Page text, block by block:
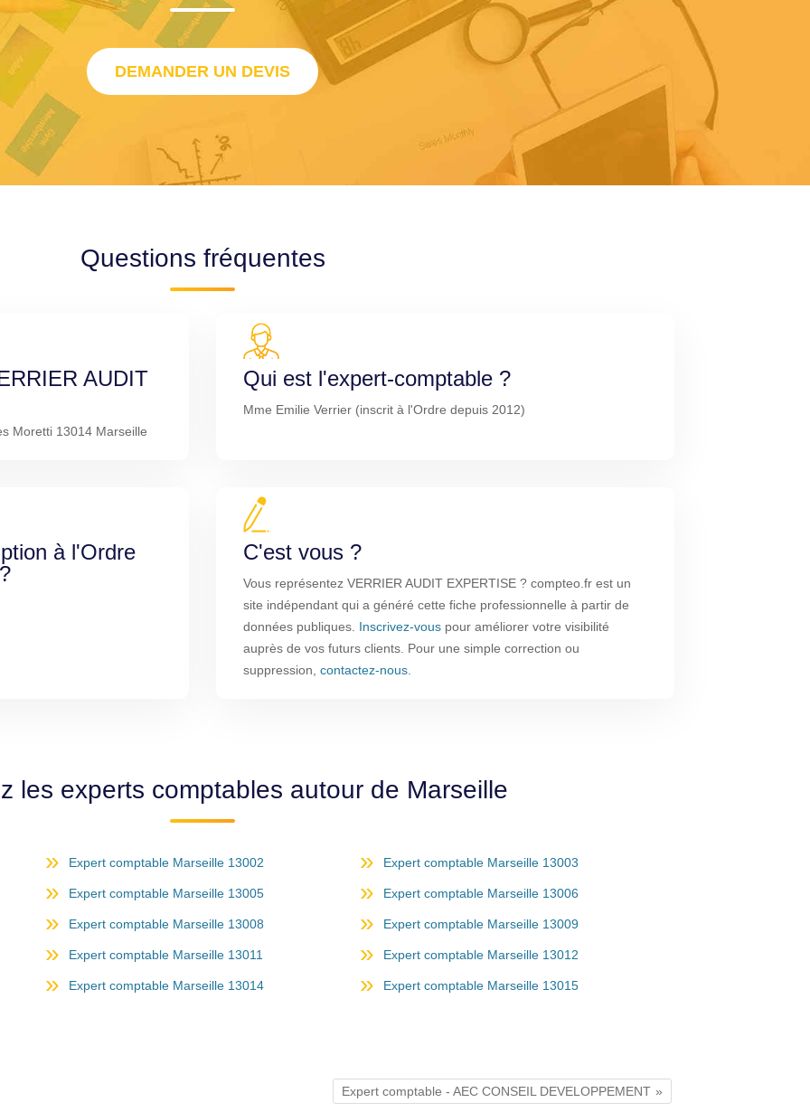
DEMANDER UN DEVIS
Questions fréquentes
AUDIT
Moretti 13014 Marseille
Qui est l'expert-comptable ?
Mme Emilie Verrier (inscrit à l'Ordre depuis 2012)
à l'Ordre
C'est vous ?
Vous représentez VERRIER AUDIT EXPERTISE ? compteo.fr est un
site indépendant qui a généré cette fiche professionnelle à partir de
données publiques. Inscrivez-vous pour améliorer votre visibilité
auprès de vos futurs clients. Pour une simple correction ou
suppression, contactez-nous
les experts comptables autour de Marseille
Expert comptable Marseille 13002 Expert comptable Marseille 13003
Expert comptable Marseille 13005 Expert comptable Marseille 13006
Expert comptable Marseille 13008 Expert comptable Marseille 13009
Expert comptable Marseille 13011 Expert comptable Marseille 13012
Expert comptable Marseille 13014 Expert comptable Marseille 13015
Expert comptable - AEC CONSEIL DEVELOPPEMENT